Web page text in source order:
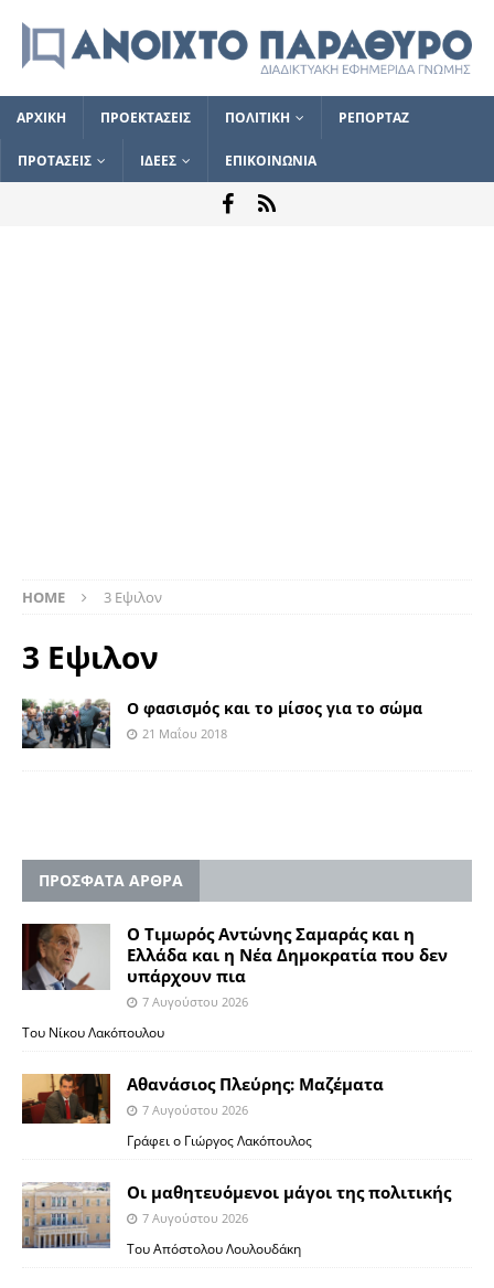
ΑΡΧΙΚΗ ΠΡΟΕΚΤΑΣΕΙΣ ΠΟΛΙΤΙΚΗ ΡΕΠΟΡΤΑΖ
ΠΡΟΤΑΣΕΙΣ ΙΔΕΕΣ ΕΠΙΚΟΙΝΩΝΙΑ
HOME 3 Εψιλον
3 Εψιλον
Ο φασισμός και το μίσος για το σώμα
21 Μαΐου 2018
ΠΡΟΣΦΑΤΑ ΑΡΘΡΑ
Ο Τιμωρός Αντώνης Σαμαράς και η
Ελλάδα και η Νέα Δημοκρατία που δεν
υπάρχουν πια
7 Αυγούστου 2026
Του Νίκου Λακόπουλου
Αθανάσιος Πλεύρης: Μαζέματα
7 Αυγούστου 2026
Γράφει ο Γιώργος Λακόπουλος
Οι μαθητευόμενοι μάγοι της πολιτικής
7 Αυγούστου 2026
Του Απόστολου Λουλουδάκη